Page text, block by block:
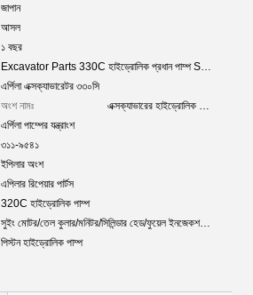
জাপান
আসল
১ বছর
এর্পিলা এক্সক্যাভারেটর ৩৩০সি
অংশ নামঃ
এর্পিলা পাম্পের যন্ত্রাংশ
৩১১-৯৫৪১
ইপিলার অংশ
এপিলার রিপেয়ার পার্টস
320C হাইড্রোলিক পাম্প
সুইং মোটর/তেল কুলার/মনিটর/সিলিন্ডার হেড/ফুয়েল ইনজেকশন পাম্প
পিস্টন হাইড্রোলিক পাম্প